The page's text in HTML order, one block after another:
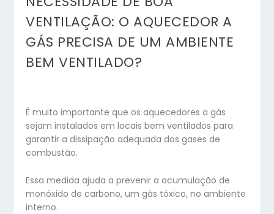
VENTILAÇÃO: O AQUECEDOR A
GÁS PRECISA DE UM AMBIENTE
BEM VENTILADO?
É muito importante que os aquecedores a gás
sejam instalados em locais bem ventilados para
garantir a dissipação adequada dos gases de
combustão.
Essa medida ajuda a prevenir a acumulação de
monóxido de carbono, um gás tóxico, no ambiente
interno.